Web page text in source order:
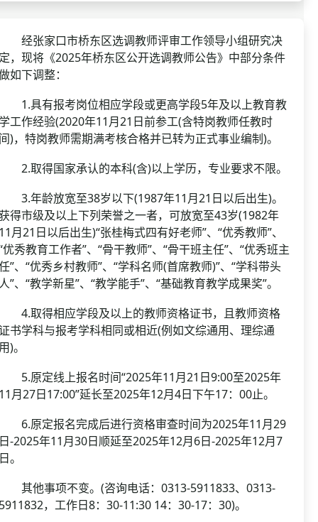
面试补录
历年真题
张家口市桥东区选调教师评审工作领导小组研究决
，现将《2025年桥东区公开选调教师公告》中部分条件
如下调整：
具有报考岗位相应学段或更高学段5年及以上教育教
工作经验(2020年11月21日前参工(含特岗教师任教时
)，特岗教师需期满考核合格并已转为正式事业编制)。
取得国家承认的本科(含)以上学历，专业要求不限。
年龄放宽至38岁以下(1987年11月21日以后出生)。
得市级及以上下列荣誉之一者，可放宽至43岁(1982年
月21日以后出生)“张桂梅式四有好老师”、“优秀教师”、
优秀教育工作者”、“骨干教师”、“骨干班主任”、“优秀班主
”、“优秀乡村教师”、“学科名师(首席教师)”、“学科带头
”、“教学新星”、“教学能手”、“基础教育教学成果奖”。
取得相应学段及以上的教师资格证书，且教师资格
书学科与报考学科相同或相近(例如文综通用、理综通
)。
原定线上报名时间“2025年11月21日9:00至2025年
月27日17:00”延长至2025年12月4日下午17：00止。
原定报名完成后进行资格审查时间为2025年11月29
-2025年11月30日顺延至2025年12月6日-2025年12月7
。
他事项不变。(咨询电话：0313-5911833、0313-
，工作日8：30-11:30 14：30-17：30)。